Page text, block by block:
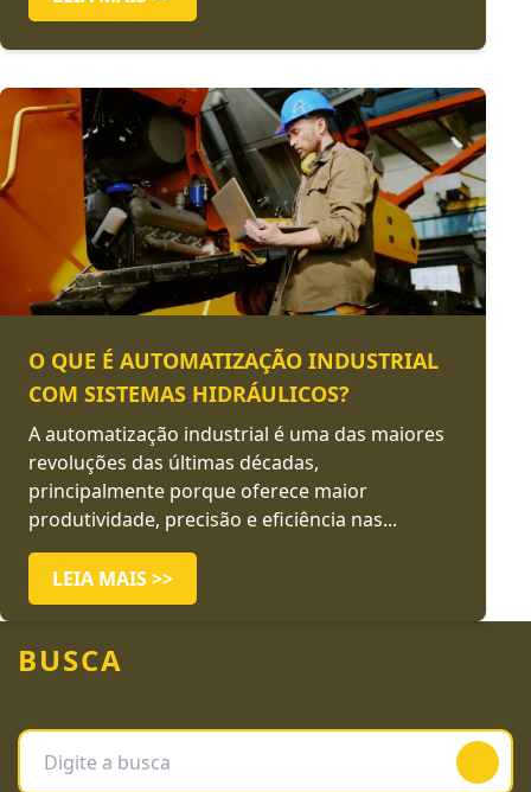
O QUE É AUTOMATIZAÇÃO INDUSTRIAL
COM SISTEMAS HIDRÁULICOS?
A automatização industrial é uma das maiores
revoluções das últimas décadas,
principalmente porque oferece maior
produtividade, precisão e eficiência nas...
LEIA MAIS >>
BUSCA